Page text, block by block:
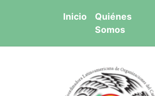
Inicio
Quiénes
Somos